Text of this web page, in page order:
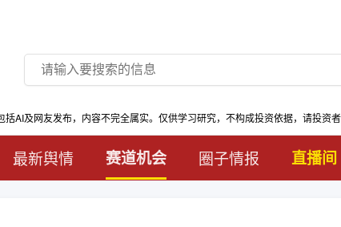
AI及网友发布，内容不完全属实。仅供学习研究，不构成投资依据，请投资
最新舆情 赛道机会 圈子情报 直播间